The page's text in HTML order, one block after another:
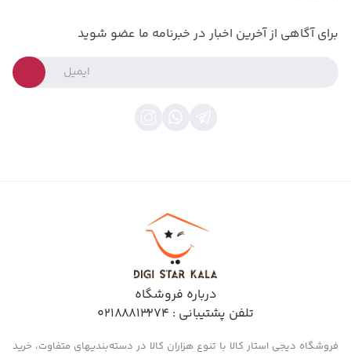
برای آگاهی از آخرین اخبار در خبرنامه ما عضو شوید
درباره فروشگاه
تلفن پشتیبانی : 02188813274
فروشگاه دیجی استار کالا با تنوع هزاران کالا در دسته‌بندیهای متفاوت، خرید